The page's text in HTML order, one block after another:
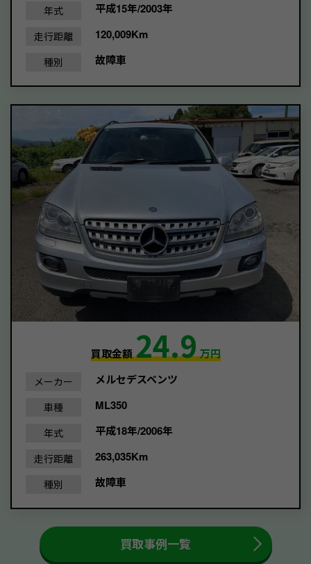
年式 平成15年/2003年
走行距離 120,009Km
種別 故障車
買取金額24.9万円
メーカー メルセデスベンツ
車種 ML350
年式 平成18年/2006年
走行距離 263,035Km
種別 故障車
買取事例一覧